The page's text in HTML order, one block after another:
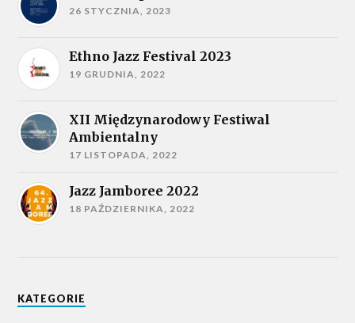
26 STYCZNIA, 2023
Ethno Jazz Festival 2023
19 GRUDNIA, 2022
XII Międzynarodowy Festiwal
Ambientalny
17 LISTOPADA, 2022
Jazz Jamboree 2022
18 PAŹDZIERNIKA, 2022
KATEGORIE